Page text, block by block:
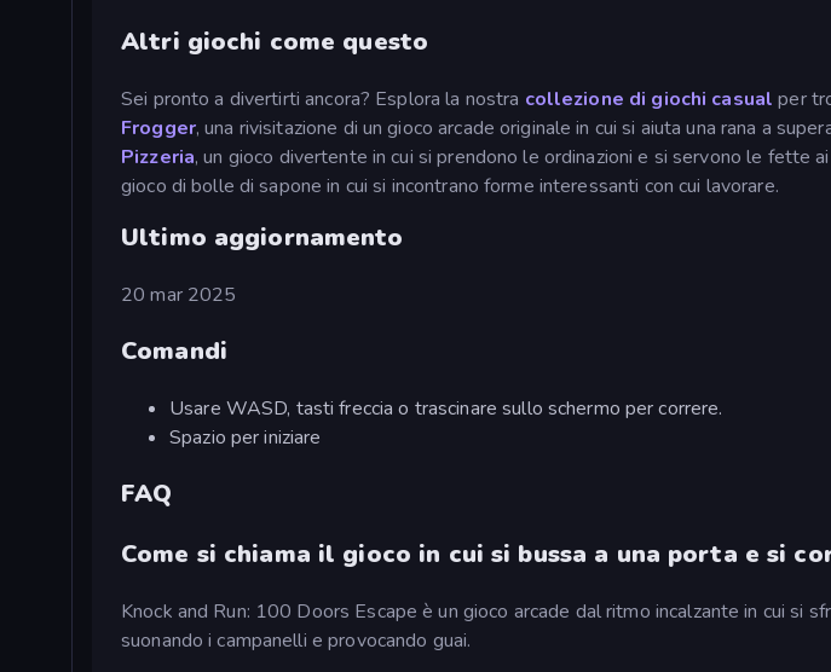
Altri giochi come questo
Sei pronto a divertirti ancora? Esplora la nostra collezione di giochi casual per
Frogger, una rivisitazione di un gioco arcade originale in cui si aiuta una rana a
Pizzeria, un gioco divertente in cui si prendono le ordinazioni e si servono le fette
gioco di bolle di sapone in cui si incontrano forme interessanti con cui lavorare.
Ultimo aggiornamento
20 mar 2025
Comandi
Usare WASD, tasti freccia o trascinare sullo schermo per correre.
Spazio per iniziare
FAQ
Come si chiama il gioco in cui si bussa a una porta e si
Knock and Run: 100 Doors Escape è un gioco arcade dal ritmo incalzante in cui si
suonando i campanelli e provocando guai.